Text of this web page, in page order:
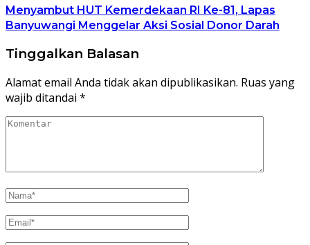
Menyambut HUT Kemerdekaan RI Ke-81, Lapas
Banyuwangi Menggelar Aksi Sosial Donor Darah
Tinggalkan Balasan
Alamat email Anda tidak akan dipublikasikan. Ruas yang
wajib ditandai *